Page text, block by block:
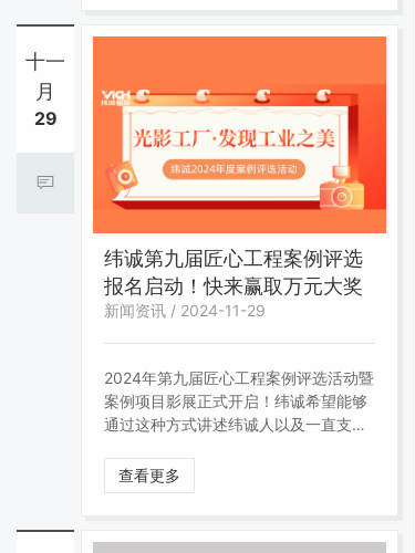
送到客户手中的吧。
十一
月
29
纬诚第九届匠心工程案例评选
报名启动！快来赢取万元大奖
新闻资讯 / 2024-11-29
2024年第九届匠心工程案例评选活动暨
案例项目影展正式开启！纬诚希望能够
通过这种方式讲述纬诚人以及一直支持
事，也为未来创新发展提供优秀范例！
还等什么，快拿起你手中的设备捕捉匠
查看更多